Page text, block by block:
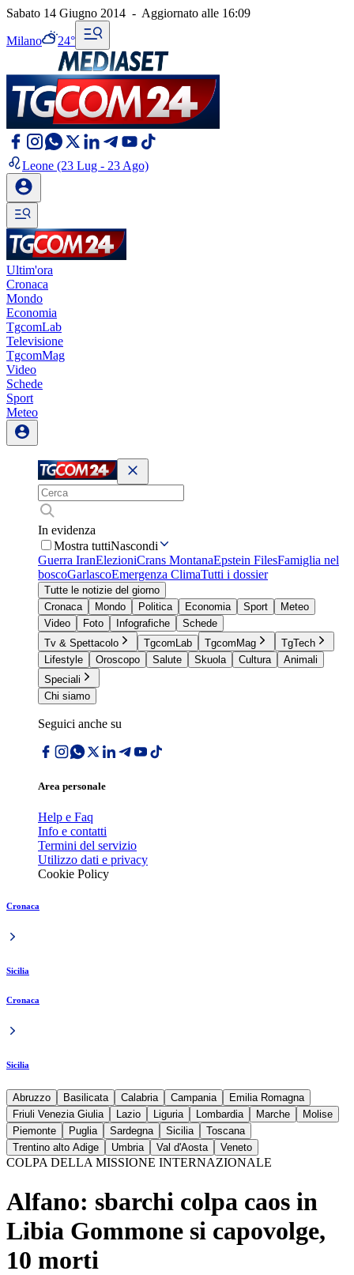
Sabato 14 Giugno 2014 - Aggiornato alle 16:09
Milano 24°
Leone (23 Lug - 23 Ago)
Ultim'ora
Cronaca
Mondo
Economia
TgcomLab
Televisione
TgcomMag
Video
Schede
Sport
Meteo
In evidenza
Mostra tuttiNascondi
Guerra IranElezioniCrans MontanaEpstein FilesFamiglia nel
boscoGarlascoEmergenza ClimaTutti i dossier
Tutte le notizie del giorno
Cronaca
Mondo Politica Economia Sport
Meteo
Video
Foto Infografiche
Schede
Tv & Spettacolo
TgcomLab TgcomMag
TgTech
Lifestyle
Oroscopo Salute Skuola Cultura
Animali
Speciali
Chi siamo
Seguici anche su
Area personale
Help e Faq
Info e contatti
Termini del servizio
Utilizzo dati e privacy
Cookie Policy
Cronaca
Sicilia
Cronaca
Sicilia
Abruzzo Basilicata Calabria Campania
Emilia Romagna
Friuli Venezia Giulia
Lazio Liguria Lombardia Marche
Molise
Piemonte
Puglia Sardegna Sicilia
Toscana
Trentino alto Adige
Umbria Val d'Aosta Veneto
COLPA DELLA MISSIONE INTERNAZIONALE
Alfano: sbarchi colpa caos in
Libia Gommone si capovolge,
10 morti